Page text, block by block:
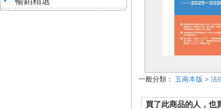
一般分類： 五南本版 > 法
買了此商品的人，也